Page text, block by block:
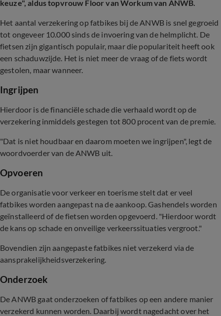
keuze", aldus topvrouw Floor van Workum van ANWB.
Het aantal verzekering op fatbikes bij de ANWB is snel gegroeid
tot ongeveer 10.000 sinds de invoering van de helmplicht. De
fietsen zijn gigantisch populair, maar die populariteit heeft ook
een schaduwzijde. Het is niet meer de vraag of de fiets wordt
gestolen, maar wanneer.
Ingrijpen
Hierdoor is de financiële schade die verhaald wordt op de
verzekering inmiddels gestegen tot 800 procent van de premie.
"Dat is niet houdbaar en daarom moeten we ingrijpen", legt de
woordvoerder van de ANWB uit.
Opvoeren
De organisatie voor verkeer en toerisme stelt dat er veel
fatbikes worden aangepast na de aankoop. Gashendels worden
geïnstalleerd of de fietsen worden opgevoerd. "Hierdoor wordt
de kans op schade en onveilige verkeerssituaties vergroot."
Bovendien zijn aangepaste fatbikes niet verzekerd via de
aansprakelijkheidsverzekering.
Onderzoek
De ANWB gaat onderzoeken of fatbikes op een andere manier
verzekerd kunnen worden. Daarbij wordt nagedacht over het